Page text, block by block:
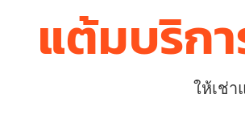
แต้มบริกา
ให้เช่า